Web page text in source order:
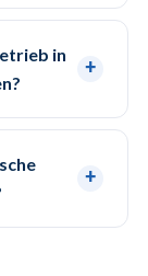
in